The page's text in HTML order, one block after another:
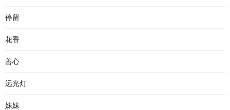
停留
花香
善心
远光灯
妹妹